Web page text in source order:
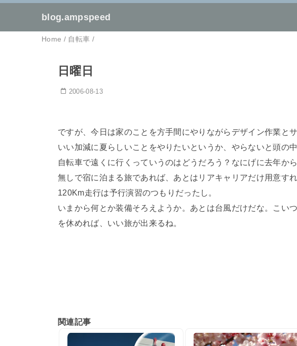
blog.ampspeed
Home / 自転車 /
日曜日
2006-08-13
ですが、今日は家のことを方手間にやりながらデザイン作業と
いい加減に夏らしいことをやりたいというか、やらないと頭の
自転車で遠くに行くっていうのはどうだろう？なにげに去年か
無しで宿に泊まる旅であれば、あとはリアキャリアだけ用意す
120Km走行は予行演習のつもりだったし。
いまから何とか装備そろえようか。あとは台風だけだな。こい
を休めれば、いい旅が出来るね。
関連記事